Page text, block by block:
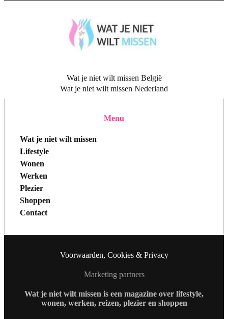
Wat je niet wilt missen België
Wat je niet wilt missen Nederland
Menu
Wat je niet wilt missen
Lifestyle
Wonen
Werken
Plezier
Shoppen
Contact
Voorwaarden, Cookies & Privacy
Marketing partners
Wat je niet wilt missen is een magazine over lifestyle,
wonen, werken, reizen, plezier en shoppen